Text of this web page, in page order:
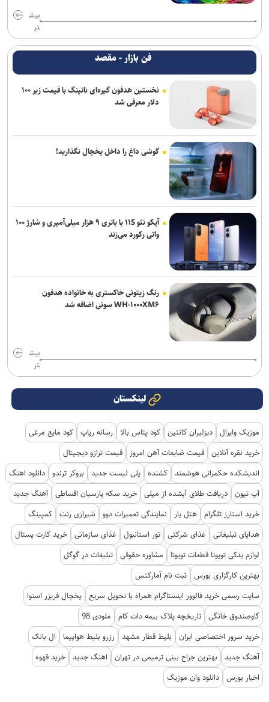
بیش
تر
فن بازار - مقصد
نخستین هدفون گیره‌ای ناتینگ با قیمت زیر ۱۰۰
دلار معرفی شد
گوشی داغ را داخل یخچال نگذارید!
آیکو نئو ۱۱S با باتری ۹ هزار میلی‌آمپری و شارژ ۱۰۰
واتی رکورد می‌زند
رنگ زیتونی خاکستری به خانواده هدفون
WH-۱۰۰۰XM۶ سونی اضافه شد
بیش
تر
لینکستان
موزیک وایرال دیزلیران کانتین کود پتاس بالا رسانه رپاپ کود مایع مرغی
خرید نقره آنلاین قیمت ضایعات آهن امروز
قیمت ترازو دیجیتال
اندیشکده حکمرانی هوشمند کشنده پلی لیست جدید بروکر ترندو دانلود اهنگ
آپ تیون دریافت طلای آبشده از میلی خرید سکه پارسیان اقساطی آهنگ جدید
خرید استارز تلگرام هتل یار نمایندگی تعمیرات دوو شیرازی رنت کمپینگ
هدایای تبلیغاتی
غذای شرکتی تور استانبول غذای سازمانی خرید کارت پستال
لوازم یدکی تویوتا قطعات تویوتا
مشاوره حقوقی تبلیغات در گوگل
بهترین کارگزاری بورس ثبت نام آمارکتس
سایت رسمی خرید فالوور اینستاگرام همراه با تحویل سریع یخچال فریزر اسنوا
گاوصندوق خانگی تاریخچه پلاک بیمه دات کام
ملودی 98
خرید سرور اختصاصی ایران
بلیط قطار مشهد رزرو بلیط هواپیما
ال بانک
آهنگ جدید
بهترین جراح بینی ترمیمی در تهران اهنگ جدید خرید قهوه
اخبار بورس دانلود وان موزیک